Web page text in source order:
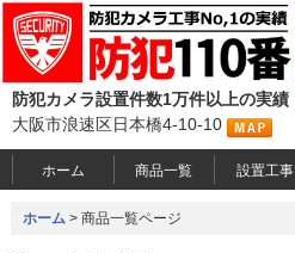
防犯カメラ設置件数1万件以上の実績
大阪市浪速区日本橋4-10-10
ホーム 商品一覧 設置工事
ホーム> 商品一覧ページ